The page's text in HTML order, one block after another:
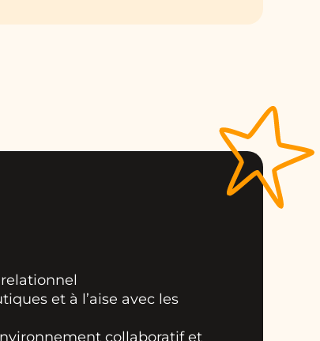
et à l’aise avec les
collaboratif et